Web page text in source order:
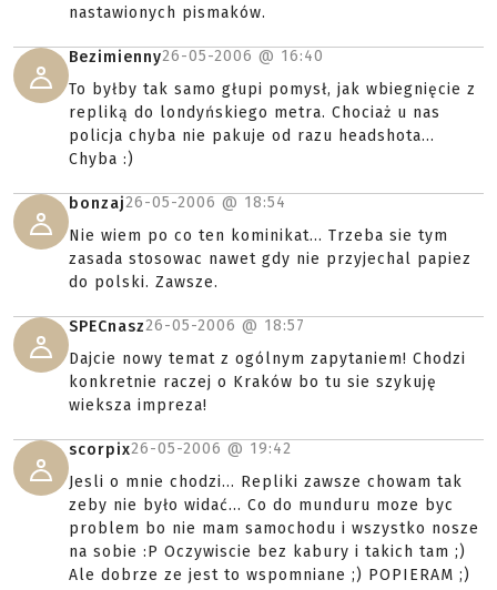
nastawionych pismaków.
Bezimienny26-05-2006 @ 16:40
To byłby tak samo głupi pomysł, jak wbiegnięcie z
repliką do londyńskiego metra. Chociaż u nas
policja chyba nie pakuje od razu headshota...
Chyba :)
bonzaj26-05-2006 @ 18:54
Nie wiem po co ten kominikat... Trzeba sie tym
zasada stosowac nawet gdy nie przyjechal papiez
do polski. Zawsze.
SPECnasz26-05-2006 @ 18:57
Dajcie nowy temat z ogólnym zapytaniem! Chodzi
konkretnie raczej o Kraków bo tu sie szykuję
wieksza impreza!
scorpix26-05-2006 @ 19:42
Jesli o mnie chodzi... Repliki zawsze chowam tak
zeby nie było widać... Co do munduru moze byc
problem bo nie mam samochodu i wszystko nosze
na sobie :P Oczywiscie bez kabury i takich tam ;)
Ale dobrze ze jest to wspomniane ;) POPIERAM ;)